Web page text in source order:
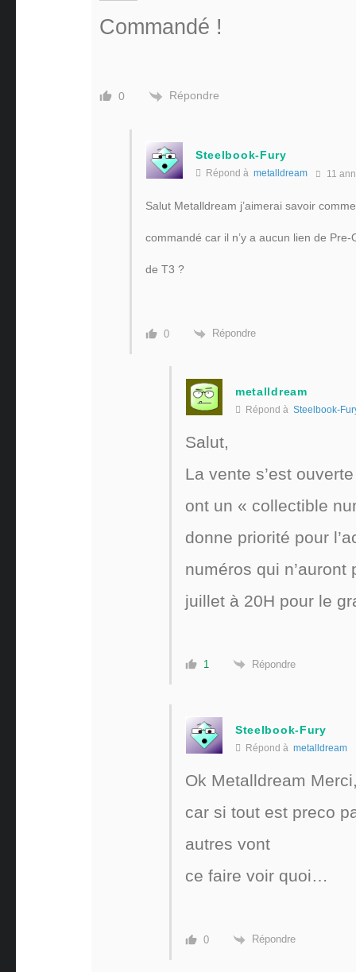
Commandé !
0 Répondre
Steelbook-Fury
Répond à metalldream 11
Salut Metalldream j’aimerai savoir
commandé car il n’y a aucun lien de
de T3 ?
0 Répondre
metalldream
Répond à Steelbook-
Salut,
La vente s’est
ont un « collectible
donne priorité pour
numéros qui
juillet à 20H pour le
1 Répondre
Steelbook-Fury
Répond à metalldream
Ok Metalldream
car si tout est preco
autres vont
ce faire voir quoi…
0 Répondre